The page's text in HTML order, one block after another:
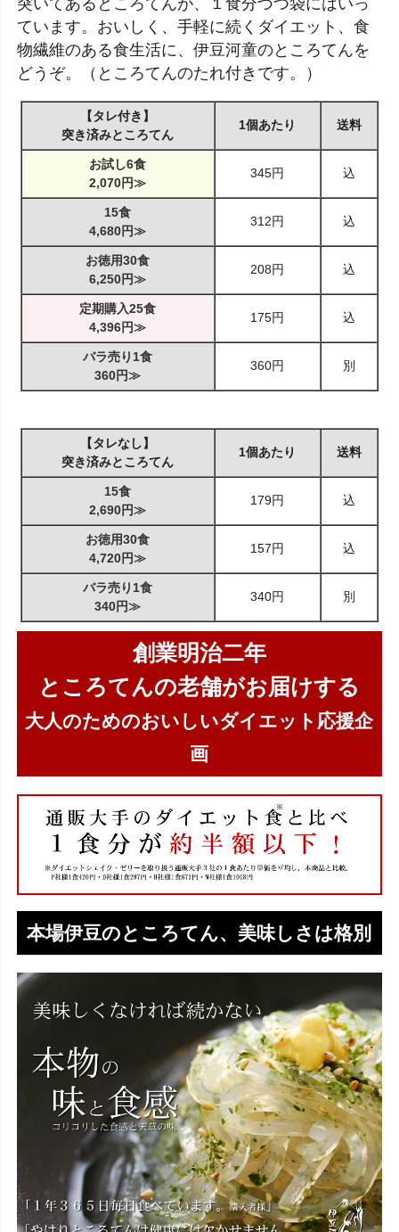
突いてあるところてんが、１食分づつ袋にはいっ
ています。おいしく、手軽に続くダイエット、食
物繊維のある食生活に、伊豆河童のところてんを
どうぞ。（ところてんのたれ付きです。）
【タレ付き】
突き済みところてん
1個あたり 送料
お試し6食
2,070円≫
345円 込
15食
4,680円≫
312円 込
お徳用30食
6,250円≫
208円 込
定期購入25食
4,396円≫
175円 込
バラ売り1食
360円≫
360円 別
【タレなし】
突き済みところてん
1個あたり 送料
15食
2,690円≫
179円 込
お徳用30食
4,720円≫
157円 込
バラ売り1食
340円≫
340円 別
創業明治二年
ところてんの老舗がお届けする
大人のためのおいしいダイエット応援企
画
本場伊豆のところてん、美味しさは格別